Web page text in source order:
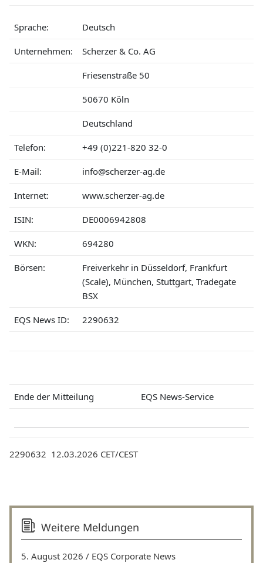
Sprache: Deutsch
Unternehmen: Scherzer & Co. AG
Friesenstraße 50
50670 Köln
Deutschland
Telefon: +49 (0)221-820 32-0
E-Mail: info@scherzer-ag.de
Internet: www.scherzer-ag.de
ISIN: DE0006942808
WKN: 694280
Börsen:
Freiverkehr in Düsseldorf, Frankfurt
(Scale), München, Stuttgart, Tradegate
BSX
EQS News ID: 2290632
Ende der Mitteilung EQS News-Service
2290632 12.03.2026 CET/CEST
Weitere Meldungen
5. August 2026 EQS Corporate News